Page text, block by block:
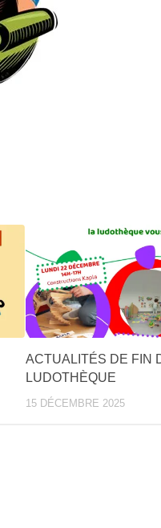
ACTUALITÉS DE FIN
LUDOTHÈQUE
15 DÉCEMBRE 2025